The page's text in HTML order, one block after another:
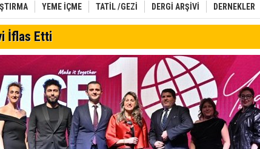
Yabancı Dijital Platformlara Ayrıcalık Yasası
Tatilsepeti’nden Villa Tatili Modeli
Jolly ile Mezopotamya’ya Yolculuk!
LÖSEV Yaz Okulu’nda Şifa ve Neşe
Turizm geliri ilk 6 ayda 25,7 milyar dolar oldu
Canovate’den Yeni Nesil Veri Merkezleri
Türk MICE Sektörüne Yeni Fırsatlar
TAV Havalimanları’ndan Yılın İlk Yarısında Rekor
SunExpress’ten Tatil Hamlesi
NG Grup, Domaniç’in Potansiyelini Vurguladı
YEME İÇME TATİL /GEZİ DERGİ ARŞİVİ DERNEKLER
İflas Etti